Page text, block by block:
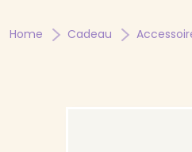
Home Cadeau